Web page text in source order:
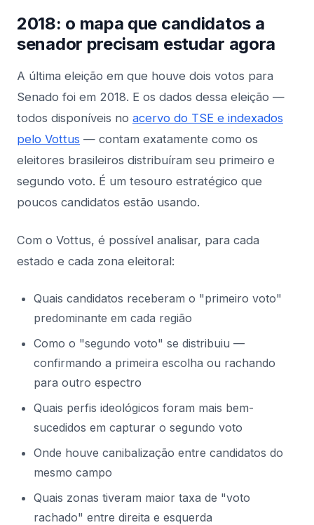
2018: o mapa que candidatos a
senador precisam estudar agora
A última eleição em que houve dois votos para
Senado foi em 2018. E os dados dessa eleição —
todos disponíveis no acervo do TSE e indexados
pelo Vottus — contam exatamente como os
eleitores brasileiros distribuíram seu primeiro e
segundo voto. É um tesouro estratégico que
poucos candidatos estão usando.
Com o Vottus, é possível analisar, para cada
estado e cada zona eleitoral:
Quais candidatos receberam o "primeiro voto"
predominante em cada região
Como o "segundo voto" se distribuiu —
confirmando a primeira escolha ou rachando
para outro espectro
Quais perfis ideológicos foram mais bem-
sucedidos em capturar o segundo voto
Onde houve canibalização entre candidatos do
mesmo campo
Quais zonas tiveram maior taxa de "voto
rachado" entre direita e esquerda